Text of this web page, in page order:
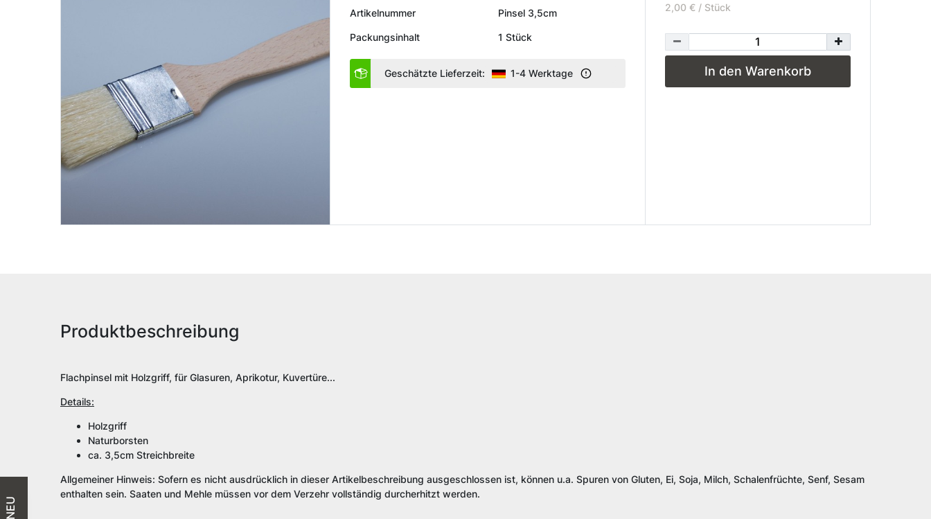
Artikelnummer Pinsel 3,5cm
Packungsinhalt 1 Stück
Geschätzte Lieferzeit: 1-4 Werktage
2,00 € / Stück
In den Warenkorb
Produktbeschreibung
Flachpinsel mit Holzgriff, für Glasuren, Aprikotur, Kuvertüre...
Details:
Holzgriff
Naturborsten
ca. 3,5cm Streichbreite
Allgemeiner Hinweis: Sofern es nicht ausdrücklich in dieser Artikelbeschreibung ausgeschlossen ist, können u.a. Spuren von Gluten, Ei, Soja, Milch, Schalenfrüchte, Senf, Sesam
enthalten sein. Saaten und Mehle müssen vor dem Verzehr vollständig durcherhitzt werden.
NEU